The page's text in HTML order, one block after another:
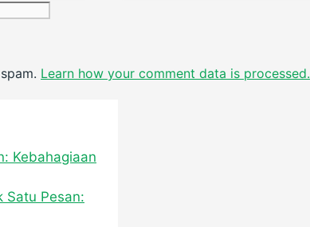
Learn how your comment data is processed.
Kebahagiaan
Satu Pesan: